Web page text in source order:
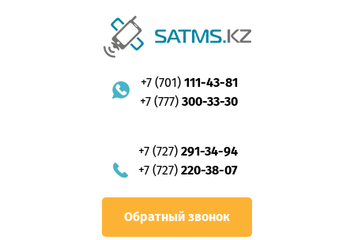
+7 (701) 111-43-81
+7 (777) 300-33-30
+7 (727) 291-34-94
+7 (727) 220-38-07
Обратный звонок